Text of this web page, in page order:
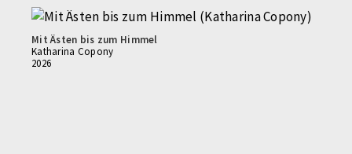
Mit Ästen bis zum Himmel
Katharina Copony
2026